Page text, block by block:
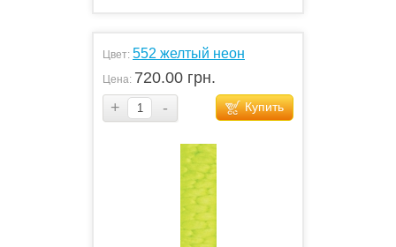
Цвет: 552 желтый неон
Цена: 720.00 грн.
+
- Купить